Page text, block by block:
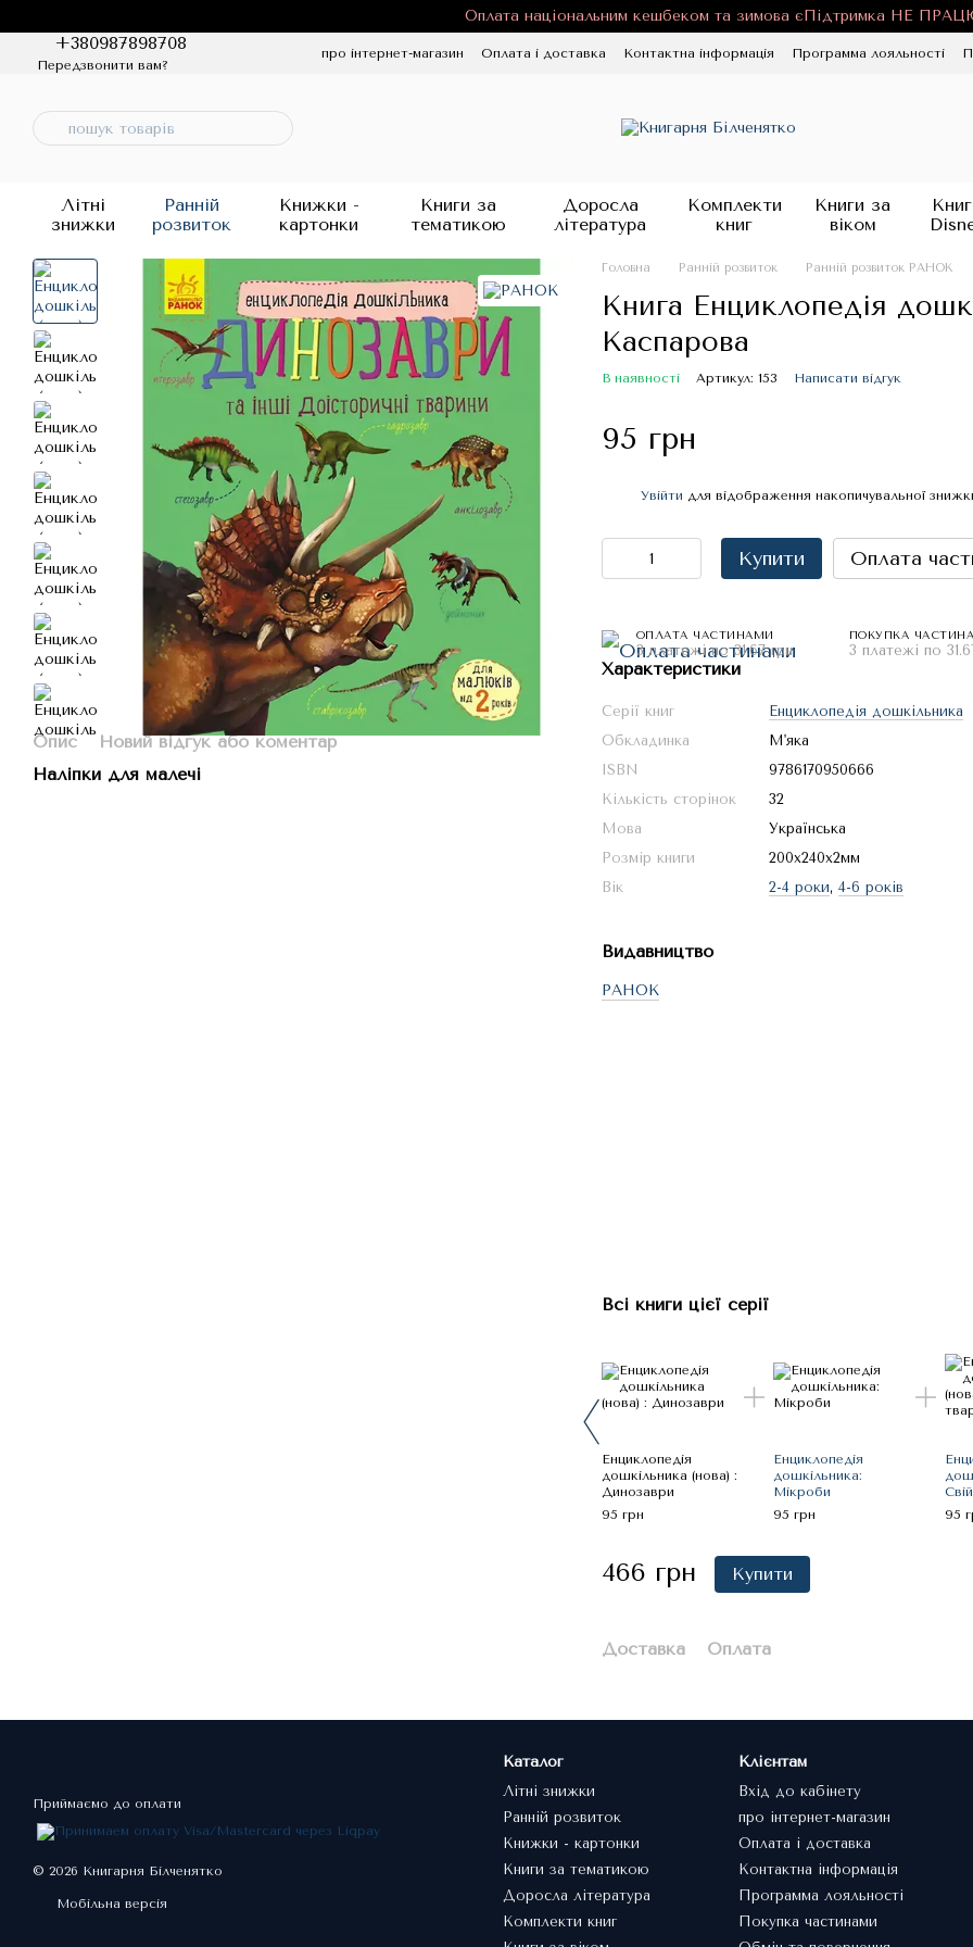
Оплата національним кешбеком та зимова єПідтримка НЕ
+380987898708
Передзвонити вам?
про інтернет-магазин Оплата і доставка Контактна інформація Программа лояльності
Літні
знижки
Ранній
розвиток
Книжки -
картонки
Книги за
тематикою
Доросла
література
Комплекти
книг
Книги за
віком
Опис
Новий відгук або коментар
Наліпки для малечі
Головна Ранній розвиток Ранній розвиток РАНОК
Книга Енциклопедія
Каспарова
В наявності Артикул: 153 Написати відгук
95 грн
Увійти для відображення накопичувальної
Купити Оплата
ОПЛАТА ЧАСТИНАМИ
3 платежі по 31.67 грн
ПОКУПКА
3 платежі по
Характеристики
Серії книг
Енциклопедія дошкільника
Обкладинка
М'яка
ISBN
9786170950666
Кількість сторінок
32
Мова
Українська
Розмір книги
200x240x2мм
Вік
2-4 роки, 4-6 років
Видавництво
РАНОК
Всі книги цієї серії
Енциклопедія
дошкільника (нова) :
Динозаври
95 грн
Енциклопедія
дошкільника:
Мікроби
95 грн
95
466 грн Купити
Доставка Оплата
Приймаємо до оплати
© 2026 Книгарня Білченятко
Мобільна версія
Каталог
Літні знижки
Ранній розвиток
Книжки - картонки
Книги за тематикою
Доросла література
Комплекти книг
Клієнтам
Вхід до кабінету
про інтернет-магазин
Оплата і доставка
Контактна інформація
Программа лояльності
Покупка частинами